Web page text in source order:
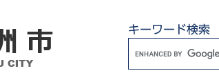
キーワード検索